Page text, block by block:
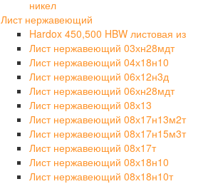
никел
Лист нержавеющий
Hardox 450,500 HBW листовая из
Лист нержавеющий 03хн28мдт
Лист нержавеющий 04х18н10
Лист нержавеющий 06х12н3д
Лист нержавеющий 06хн28мдт
Лист нержавеющий 08х13
Лист нержавеющий 08х17н13м2т
Лист нержавеющий 08х17н15м3т
Лист нержавеющий 08х17т
Лист нержавеющий 08х18н10
Лист нержавеющий 08х18н10т